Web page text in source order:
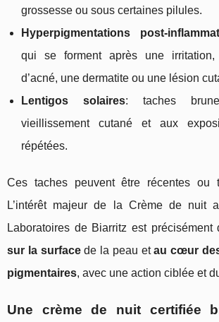
grossesse ou sous certaines pilules.
Hyperpigmentations post-
qui se forment après une
d’acné, une dermatite ou une lésion
Lentigos solaires: taches
vieillissement cutané et aux
répétées.
Ces taches peuvent être récentes ou
L’intérêt majeur de la Crème de nuit
Laboratoires de Biarritz est précisément
sur la surfacede la peau etau cœur
pigmentaires, avec une action ciblée et
Une crème de nuit certifiée